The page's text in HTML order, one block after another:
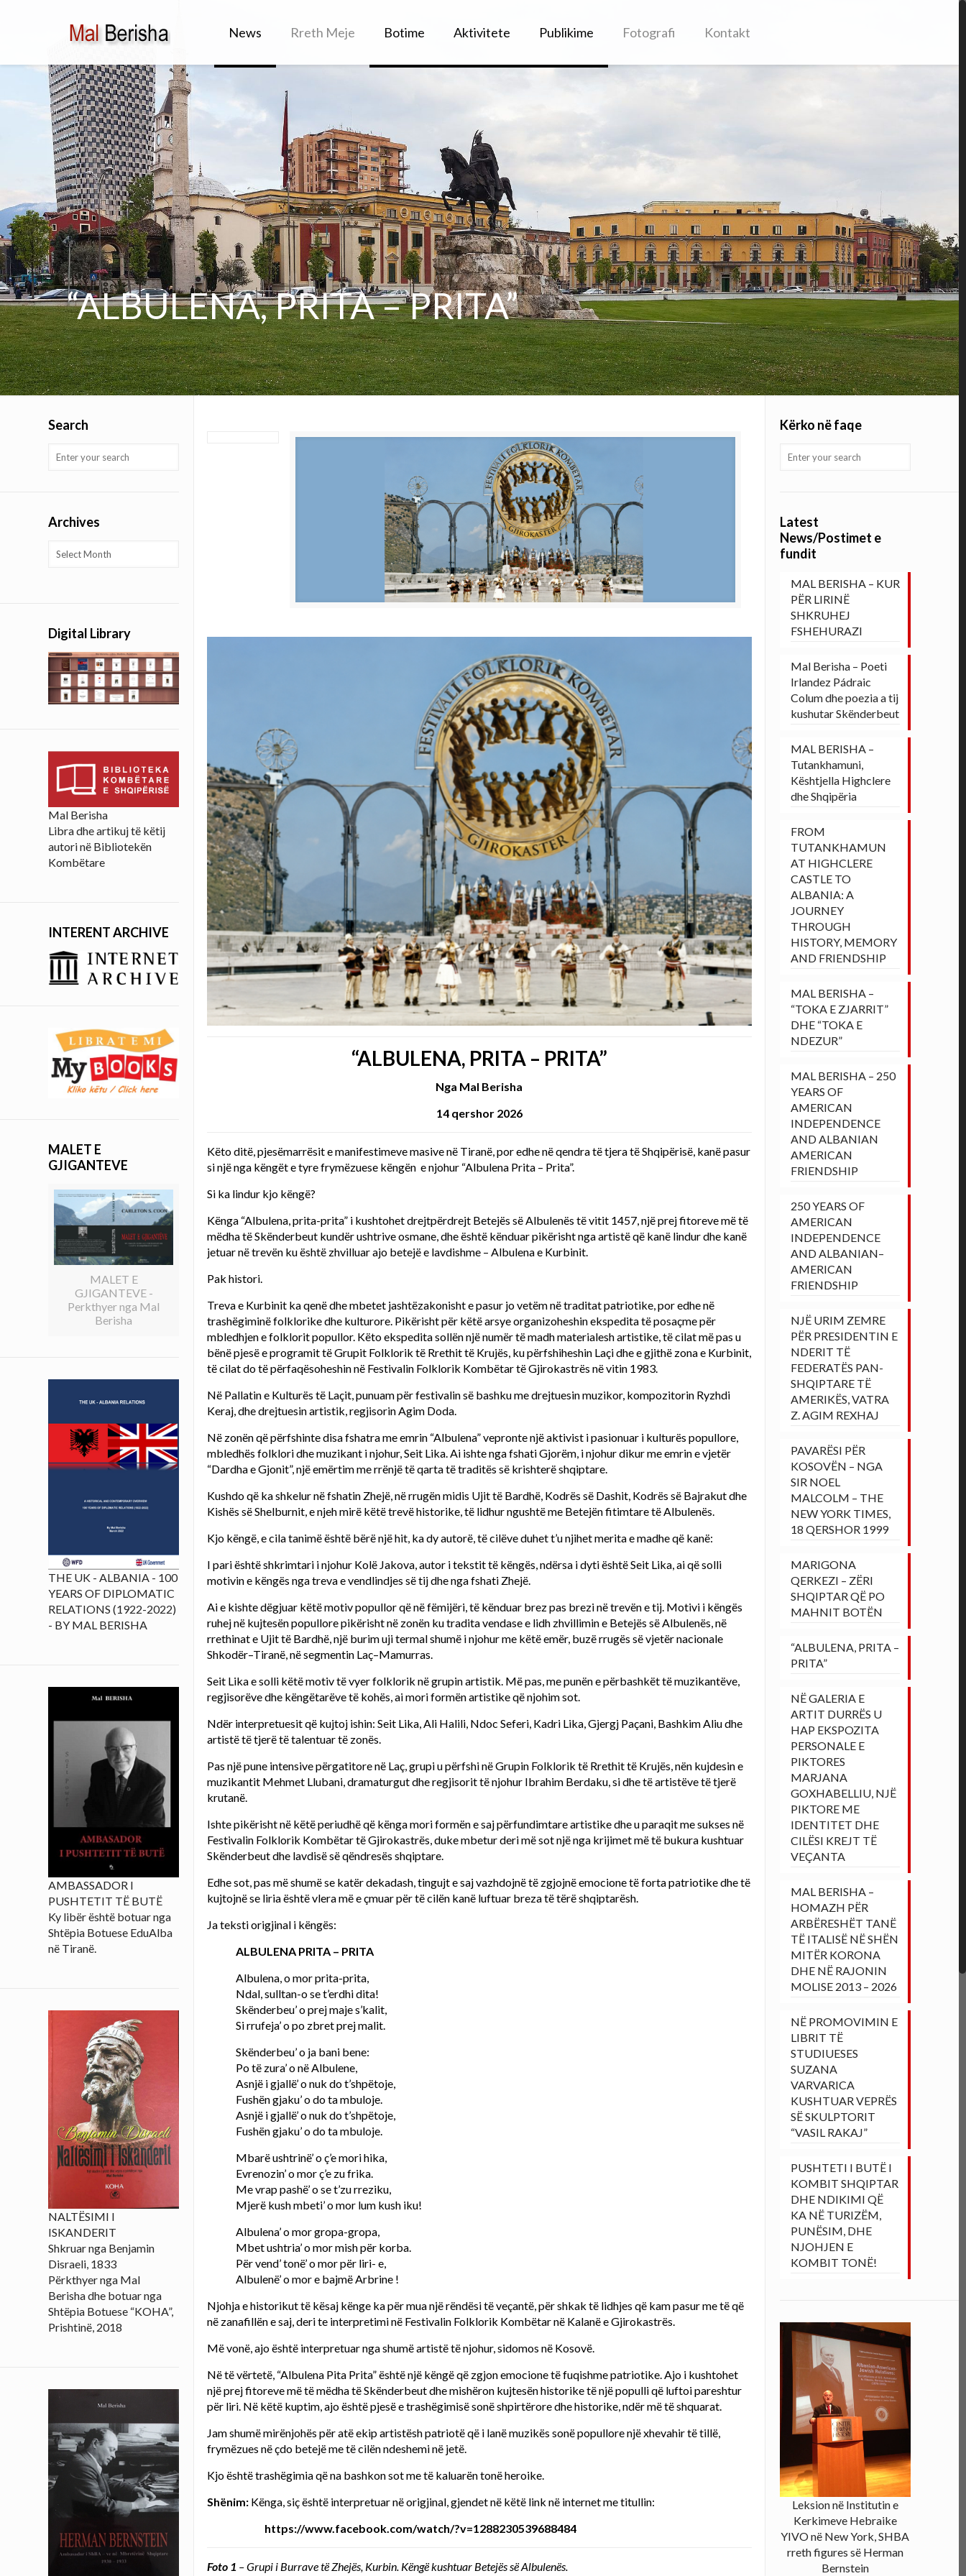
News Rreth Meje Botime Aktivitete Publikime Fotografi Kontakt
“ALBULENA, PRITA – PRITA”
“ALBULENA, PRITA – PRITA”
Nga Mal Berisha
14 qershor 2026
Këto ditë, pjesëmarrësit e manifestimeve masive në Tiranë, por edhe në qendra të tjera të Shqipërisë, kanë pasur
si një nga këngët e tyre frymëzuese këngën e njohur “Albulena Prita – Prita”.
Si ka lindur kjo këngë?
Kënga “Albulena, prita-prita” i kushtohet drejtpërdrejt Betejës së Albulenës të vitit 1457, një prej fitoreve më të
mëdha të Skënderbeut kundër ushtrive osmane, dhe është kënduar pikërisht nga artistë që kanë lindur dhe kanë
jetuar në trevën ku është zhvilluar ajo betejë e lavdishme – Albulena e Kurbinit.
Pak histori.
Treva e Kurbinit ka qenë dhe mbetet jashtëzakonisht e pasur jo vetëm në traditat patriotike, por edhe në
trashëgiminë folklorike dhe kulturore. Pikërisht për këtë arsye organizoheshin ekspedita të posaçme për
mbledhjen e folklorit popullor. Këto ekspedita sollën një numër të madh materialesh artistike, të cilat më pas u
bënë pjesë e programit të Grupit Folklorik të Rrethit të Krujës, ku përfshiheshin Laçi dhe e gjithë zona e Kurbinit,
të cilat do të përfaqësoheshin në Festivalin Folklorik Kombëtar të Gjirokastrës në vitin 1983.
Në Pallatin e Kulturës të Laçit, punuam për festivalin së bashku me drejtuesin muzikor, kompozitorin Ryzhdi
Keraj, dhe drejtuesin artistik, regjisorin Agim Doda.
Në zonën që përfshinte disa fshatra me emrin “Albulena” vepronte një aktivist i pasionuar i kulturës popullore,
mbledhës folklori dhe muzikant i njohur, Seit Lika. Ai ishte nga fshati Gjorëm, i njohur dikur me emrin e vjetër
“Dardha e Gjonit”, një emërtim me rrënjë të qarta të traditës së krishterë shqiptare.
Kushdo që ka shkelur në fshatin Zhejë, në rrugën midis Ujit të Bardhë, Kodrës së Dashit, Kodrës së Bajrakut dhe
Kishës së Shelburnit, e njeh mirë këtë trevë historike, të lidhur ngushtë me Betejën fitimtare të Albulenës.
Kjo këngë, e cila tanimë është bërë një hit, ka dy autorë, të cilëve duhet t’u njihet merita e madhe që kanë:
I pari është shkrimtari i njohur Kolë Jakova, autor i tekstit të këngës, ndërsa i dyti është Seit Lika, ai që solli
motivin e këngës nga treva e vendlindjes së tij dhe nga fshati Zhejë.
Ai e kishte dëgjuar këtë motiv popullor që në fëmijëri, të kënduar brez pas brezi në trevën e tij. Motivi i këngës
ruhej në kujtesën popullore pikërisht në zonën ku tradita vendase e lidh zhvillimin e Betejës së Albulenës, në
rrethinat e Ujit të Bardhë, një burim uji termal shumë i njohur me këtë emër, buzë rrugës së vjetër nacionale
Shkodër–Tiranë, në segmentin Laç–Mamurras.
Seit Lika e solli këtë motiv të vyer folklorik në grupin artistik. Më pas, me punën e përbashkët të muzikantëve,
regjisorëve dhe këngëtarëve të kohës, ai mori formën artistike që njohim sot.
Ndër interpretuesit që kujtoj ishin: Seit Lika, Ali Halili, Ndoc Seferi, Kadri Lika, Gjergj Paçani, Bashkim Aliu dhe
artistë të tjerë të talentuar të zonës.
Pas një pune intensive përgatitore në Laç, grupi u përfshi në Grupin Folklorik të Rrethit të Krujës, nën kujdesin e
muzikantit Mehmet Llubani, dramaturgut dhe regjisorit të njohur Ibrahim Berdaku, si dhe të artistëve të tjerë
krutanë.
Ishte pikërisht në këtë periudhë që kënga mori formën e saj përfundimtare artistike dhe u paraqit me sukses në
Festivalin Folklorik Kombëtar të Gjirokastrës, duke mbetur deri më sot një nga krijimet më të bukura kushtuar
Skënderbeut dhe lavdisë së qëndresës shqiptare.
Edhe sot, pas më shumë se katër dekadash, tingujt e saj vazhdojnë të zgjojnë emocione të forta patriotike dhe të
kujtojnë se liria është vlera më e çmuar për të cilën kanë luftuar breza të tërë shqiptarësh.
Ja teksti origjinal i këngës:
ALBULENA PRITA – PRITA
Albulena, o mor prita-prita,
Ndal, sulltan-o se t’erdhi dita!
Skënderbeu’ o prej maje s’kalit,
Si rrufeja’ o po zbret prej malit.
Skënderbeu’ o ja bani bene:
Po të zura’ o në Albulene,
Asnjë i gjallë’ o nuk do t’shpëtoje,
Fushën gjaku’ o do ta mbuloje.
Asnjë i gjallë’ o nuk do t’shpëtoje,
Fushën gjaku’ o do ta mbuloje.
Mbarë ushtrinë’ o ç’e mori hika,
Evrenozin’ o mor ç’e zu frika.
Me vrap pashë’ o se t’zu rreziku,
Mjerë kush mbeti’ o mor lum kush iku!
Albulena’ o mor gropa-gropa,
Mbet ushtria’ o mor mish për korba.
Për vend’ tonë’ o mor për liri- e,
Albulenë’ o mor e bajmë Arbrine !
Njohja e historikut të kësaj kënge ka për mua një rëndësi të veçantë, për shkak të lidhjes që kam pasur me të që
në zanafillën e saj, deri te interpretimi në Festivalin Folklorik Kombëtar në Kalanë e Gjirokastrës.
Më vonë, ajo është interpretuar nga shumë artistë të njohur, sidomos në Kosovë.
Në të vërtetë, “Albulena Pita Prita” është një këngë që zgjon emocione të fuqishme patriotike. Ajo i kushtohet
një prej fitoreve më të mëdha të Skënderbeut dhe mishëron kujtesën historike të një populli që luftoi pareshtur
për liri. Në këtë kuptim, ajo është pjesë e trashëgimisë sonë shpirtërore dhe historike, ndër më të shquarat.
Jam shumë mirënjohës për atë ekip artistësh patriotë që i lanë muzikës sonë popullore një xhevahir të tillë,
frymëzues në çdo betejë me të cilën ndeshemi në jetë.
Kjo është trashëgimia që na bashkon sot me të kaluarën tonë heroike.
Shënim:Kënga, siç është interpretuar në origjinal, gjendet në këtë link në internet me titullin:
https://www.facebook.com/watch/?v=1288230539688484
Foto 1 – Grupi i Burrave të Zhejës, Kurbin. Këngë kushtuar Betejës së Albulenës.
Search
Archives
Archives
Digital Library
Mal Berisha
Libra dhe artikuj të këtij
autori në Bibliotekën
Kombëtare
INTERENT ARCHIVE
MALET E
GJIGANTEVE
MALET E
GJIGANTEVE -
Perkthyer nga Mal
Berisha
THE UK - ALBANIA - 100
YEARS OF DIPLOMATIC
RELATIONS (1922-2022)
- BY MAL BERISHA
AMBASSADOR I
PUSHTETIT TË BUTË
Ky libër është botuar nga
Shtëpia Botuese EduAlba
në Tiranë.
NALTËSIMI I
ISKANDERIT
Shkruar nga Benjamin
Disraeli, 1833
Përkthyer nga Mal
Berisha dhe botuar nga
Shtëpia Botuese “KOHA”,
Prishtinë, 2018
Kërko në faqe
Latest
News/Postimet e
fundit
MAL BERISHA – KUR
PËR LIRINË
SHKRUHEJ
FSHEHURAZI
Mal Berisha – Poeti
Irlandez Pádraic
Colum dhe poezia a tij
kushutar Skënderbeut
MAL BERISHA –
Tutankhamuni,
Kështjella Highclere
dhe Shqipëria
FROM
TUTANKHAMUN
AT HIGHCLERE
CASTLE TO
ALBANIA: A
JOURNEY
THROUGH
HISTORY, MEMORY
AND FRIENDSHIP
MAL BERISHA –
“TOKA E ZJARRIT”
DHE “TOKA E
NDEZUR”
MAL BERISHA – 250
YEARS OF
AMERICAN
INDEPENDENCE
AND ALBANIAN
AMERICAN
FRIENDSHIP
250 YEARS OF
AMERICAN
INDEPENDENCE
AND ALBANIAN–
AMERICAN
FRIENDSHIP
NJË URIM ZEMRE
PËR PRESIDENTIN E
NDERIT TË
FEDERATËS PAN-
SHQIPTARE TË
AMERIKËS, VATRA
Z. AGIM REXHAJ
PAVARËSI PËR
KOSOVËN – NGA
SIR NOEL
MALCOLM – THE
NEW YORK TIMES,
18 QERSHOR 1999
MARIGONA
QERKEZI – ZËRI
SHQIPTAR QË PO
MAHNIT BOTËN
“ALBULENA, PRITA –
PRITA”
NË GALERIA E
ARTIT DURRËS U
HAP EKSPOZITA
PERSONALE E
PIKTORES
MARJANA
GOXHABELLIU, NJË
PIKTORE ME
IDENTITET DHE
CILËSI KREJT TË
VEÇANTA
MAL BERISHA –
HOMAZH PËR
ARBËRESHËT TANË
TË ITALISË NË SHËN
MITËR KORONA
DHE NË RAJONIN
MOLISE 2013 – 2026
NË PROMOVIMIN E
LIBRIT TË
STUDIUESES
SUZANA
VARVARICA
KUSHTUAR VEPRËS
SË SKULPTORIT
“VASIL RAKAJ”
PUSHTETI I BUTË I
KOMBIT SHQIPTAR
DHE NDIKIMI QË
KA NË TURIZËM,
PUNËSIM, DHE
NJOHJEN E
KOMBIT TONË!
Leksion në Institutin e
Kerkimeve Hebraike
YIVO në New York, SHBA
rreth figures së Herman
Bernstein